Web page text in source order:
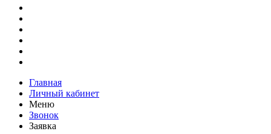
Главная
Личный кабинет
Меню
Звонок
Заявка